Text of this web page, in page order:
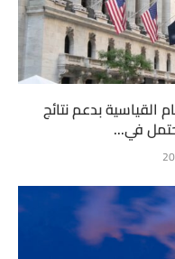
بدعم نتائج
في...